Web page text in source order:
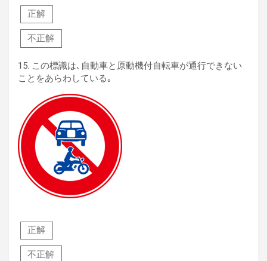
正解
不正解
15. この標識は､自動車と原動機付自転車が通行できない
ことをあらわしている｡
正解
不正解